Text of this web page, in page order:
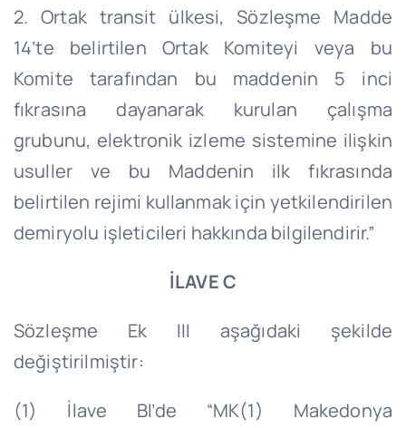
2. Ortak transit ülkesi, Sözleşme Madde
14’te belirtilen Ortak Komiteyi veya bu
Komite tarafından bu maddenin 5 inci
fıkrasına dayanarak kurulan çalışma
grubunu, elektronik izleme sistemine ilişkin
usuller ve bu Maddenin ilk fıkrasında
belirtilen rejimi kullanmak için yetkilendirilen
demiryolu işleticileri hakkında bilgilendirir.”
İLAVE C
Sözleşme Ek III aşağıdaki şekilde
değiştirilmiştir:
(1) İlave Bl’de “MK(1) Makedonya